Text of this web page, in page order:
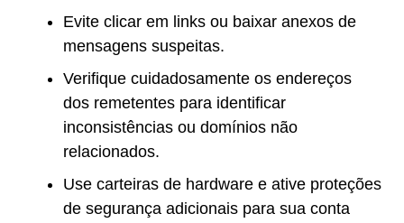
Evite clicar em links ou baixar anexos de
mensagens suspeitas.
Verifique cuidadosamente os endereços
dos remetentes para identificar
inconsistências ou domínios não
relacionados.
Use carteiras de hardware e ative proteções
de segurança adicionais para sua conta